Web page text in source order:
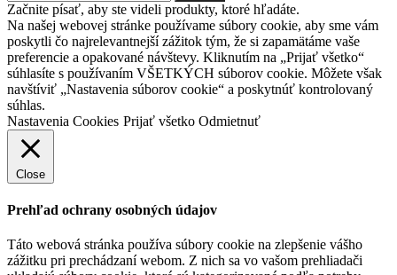
Začnite písať, aby ste videli produkty, ktoré hľadáte.
Na našej webovej stránke používame súbory cookie, aby sme vám
poskytli čo najrelevantnejší zážitok tým, že si zapamätáme vaše
preferencie a opakované návštevy. Kliknutím na „Prijať všetko“
súhlasíte s používaním VŠETKÝCH súborov cookie. Môžete však
navštíviť „Nastavenia súborov cookie“ a poskytnúť kontrolovaný
súhlas.
Nastavenia Cookies Prijať všetko Odmietnuť
Close
Prehľad ochrany osobných údajov
Táto webová stránka používa súbory cookie na zlepšenie vášho
zážitku pri prechádzaní webom. Z nich sa vo vašom prehliadači